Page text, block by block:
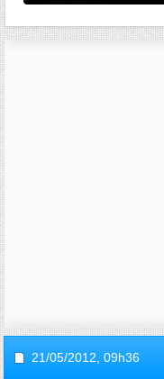
21/05/2012, 09h36